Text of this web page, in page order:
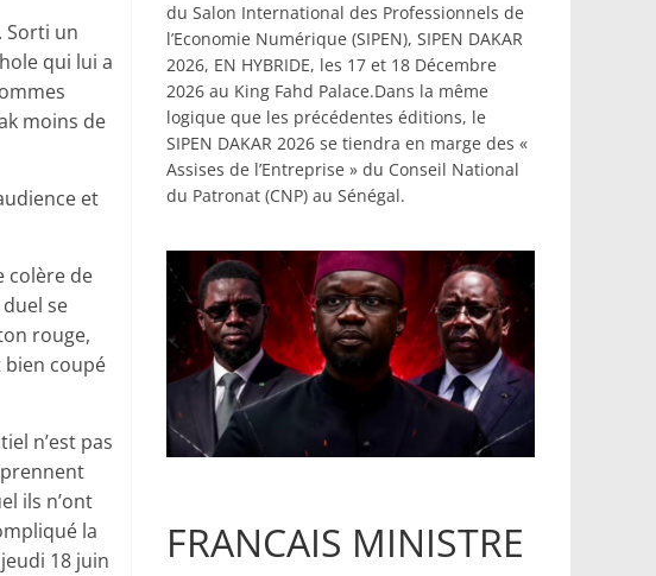
Sorti un
qui lui a
moins de
et
colère de
se
rouge,
bien coupé
n’est pas
ils n’ont
la
18 juin
du Salon International des Professionnels de
l’Economie Numérique (SIPEN), SIPEN DAKAR
2026, EN HYBRIDE, les 17 et 18 Décembre
2026 au King Fahd Palace.Dans la même
logique que les précédentes éditions, le
SIPEN DAKAR 2026 se tiendra en marge des «
Assises de l’Entreprise » du Conseil National
du Patronat (CNP) au Sénégal.
FRANCAIS MINISTRE